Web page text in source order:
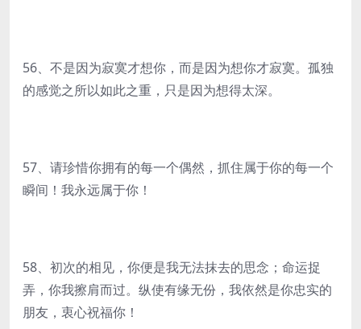
56、不是因为寂寞才想你，而是因为想你才寂寞。孤独
的感觉之所以如此之重，只是因为想得太深。
57、请珍惜你拥有的每一个偶然，抓住属于你的每一个
瞬间！我永远属于你！
58、初次的相见，你便是我无法抹去的思念；命运捉
弄，你我擦肩而过。纵使有缘无份，我依然是你忠实的
朋友，衷心祝福你！